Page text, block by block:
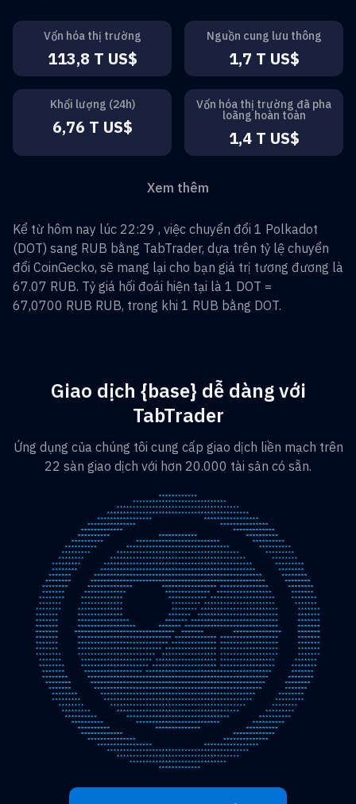
Vốn hóa thị trường
113,8 T US$
Nguồn cung lưu thông
1,7 T US$
Khối lượng (24h)
6,76 T US$
Vốn hóa thị trường đã pha
loãng hoàn toàn
1,4 T US$
Xem thêm
Kể từ hôm nay lúc 22:29 , việc chuyển đổi 1 Polkadot
(DOT) sang RUB bằng TabTrader, dựa trên tỷ lệ chuyển
đổi CoinGecko, sẽ mang lại cho bạn giá trị tương đương là
67.07 RUB. Tỷ giá hối đoái hiện tại là 1 DOT =
67,0700 RUB RUB, trong khi 1 RUB bằng DOT.
Giao dịch {base} dễ dàng với
TabTrader
Ứng dụng của chúng tôi cung cấp giao dịch liền mạch trên
22 sàn giao dịch với hơn 20.000 tài sản có sẵn.